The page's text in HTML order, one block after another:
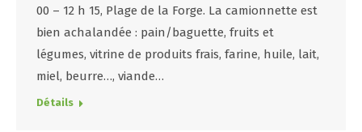
00 – 12 h 15, Plage de la Forge. La camionnette est
bien achalandée : pain/baguette, fruits et
légumes, vitrine de produits frais, farine, huile, lait,
miel, beurre…, viande…
Détails